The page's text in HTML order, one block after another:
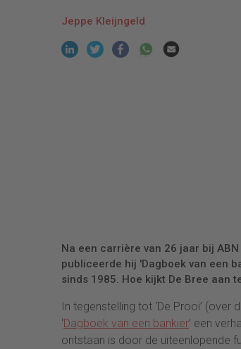
Jeppe Kleijngeld
Na een carrière van 26 jaar bij
publiceerde hij 'Dagboek van een
sinds 1985. Hoe kijkt De Bree aan
In tegenstelling tot ‘De Prooi’ (over
‘Dagboek van een bankier’ een
ontstaan is door de uiteenlopende